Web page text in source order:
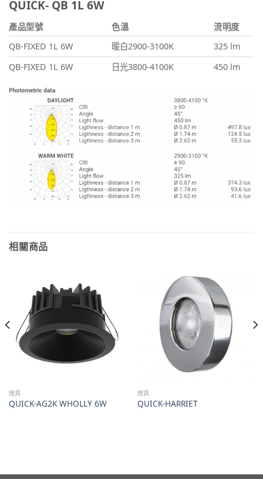
QUICK- QB 1L 6W
產品型號 色溫
流明度
QB-FIXED 1L 6W
暖白2900-3100K
325 lm
QB-FIXED 1L 6W
日光3800-4100K 450 lm
相關商品
燈具
QUICK-AG2K WHOLLY 6W
燈具
QUICK-HARRIET